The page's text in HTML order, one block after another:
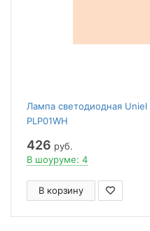
Лампа светодиодная Uniel
PLP01WH
426 руб.
В шоуруме: 4
В корзину